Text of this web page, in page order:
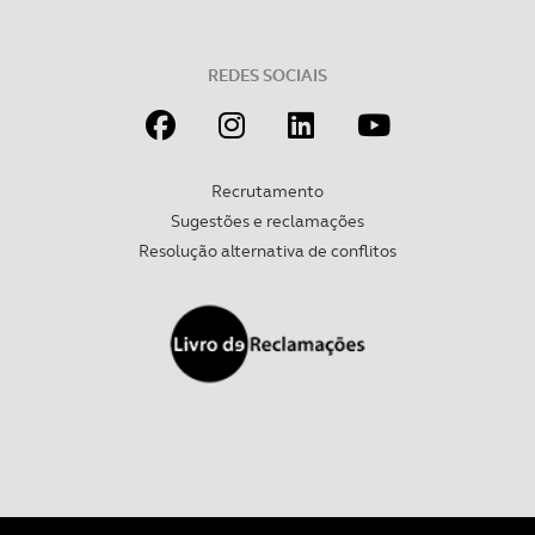
Consulte a política de cookies do site.
REDES SOCIAIS
Recrutamento
Sugestões e reclamações
Resolução alternativa de conflitos